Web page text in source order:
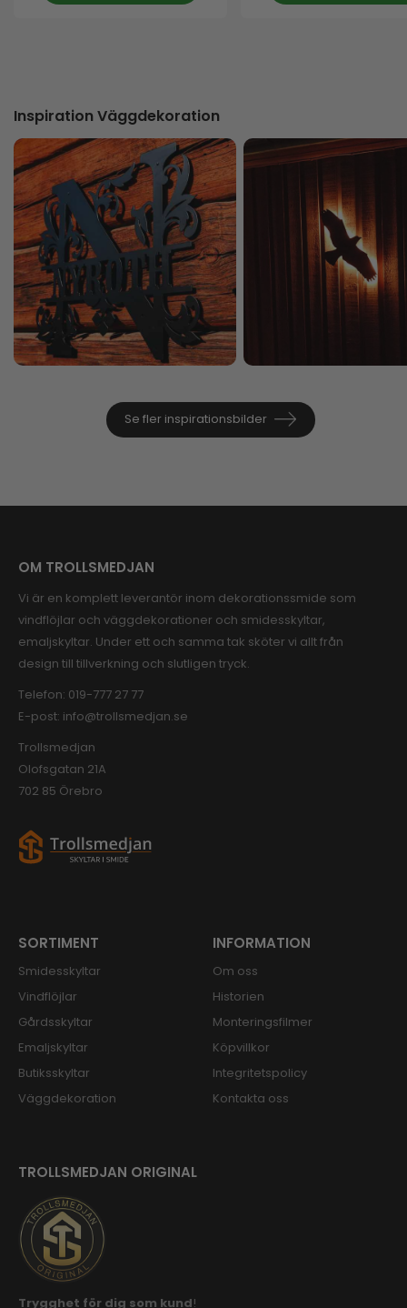
Inspiration Väggdekoration
Se fler inspirationsbilder
OM TROLLSMEDJAN
Vi är en komplett leverantör inom dekorationssmide som
vindflöjlar och väggdekorationer och smidesskyltar,
emaljskyltar. Under ett och samma tak sköter vi allt från
design till tillverkning och slutligen tryck.
Telefon: 019-777 27 77
E-post: info@trollsmedjan.se
Trollsmedjan
Olofsgatan 21A
702 85 Örebro
SORTIMENT
Smidesskyltar
Vindflöjlar
Gårdsskyltar
Emaljskyltar
Butiksskyltar
Väggdekoration
INFORMATION
Om oss
Historien
Monteringsfilmer
Köpvillkor
Integritetspolicy
Kontakta oss
TROLLSMEDJAN ORIGINAL
Trygghet för dig som kund!